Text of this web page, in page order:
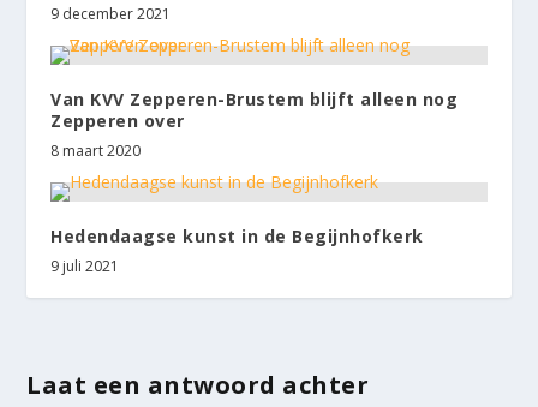
9 december 2021
Van KVV Zepperen-Brustem blijft alleen nog
Zepperen over
8 maart 2020
Hedendaagse kunst in de Begijnhofkerk
9 juli 2021
Laat een antwoord achter